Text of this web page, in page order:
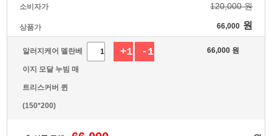
소비자가 120,000 원
상품가 66,000 원
알러지케어 멜란베
이지 모달 누빔 매
트리스커버 퀸
(150*200)
+1 -1 66,000 원